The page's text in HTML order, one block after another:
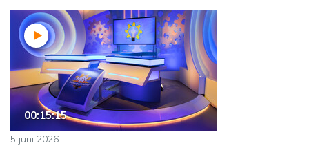
00:15:15
5 juni 2026